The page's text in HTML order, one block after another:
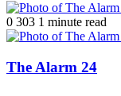
0 303 1 minute read
The Alarm 24